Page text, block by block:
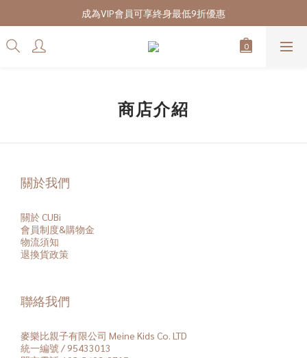
7/28-8/20 CUBi 收藏季全館買二送一
成為VIP會員可享終身最低9折優惠
7/28-8/20 CUBi 收藏季全館買二送一
商店介紹
關於我們
關於 CUBi
會員制度&購物金
物流須知
退換貨政策
聯絡我們
麥樂比親子有限公司 Meine Kids Co. LTD
統一編號 / 95433013